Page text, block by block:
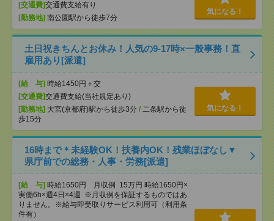
[交通費]交通費支給有り
[勤務地] 南公園駅から徒歩7分
気になる！
土日祝きちんとお休み！人気の9‐17時×一般事務！直
雇用あり[派遣]
[給 与] 時給1450円＋交
[交通費]交通費支給(当社規定あり)
[勤務地] 大宮(京都府)駅から徒歩3分 / 二条駅から徒
歩15分
気になる！
16時まで＊未経験OK！扶養内OK！残業ほぼなし▼
県庁前での総務・人事・労務[派遣]
[給 与] 時給1650円 月収例 15万円 時給1650円×
実働6h×週4日×4週 ※月収例を保証するものではあ
りません。※給与即受取りサービス利用可（利用条
件有）